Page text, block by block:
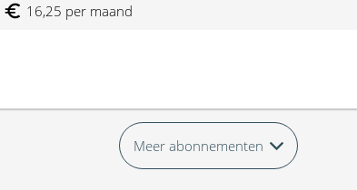
16,25 per maand
Meer abonnementen